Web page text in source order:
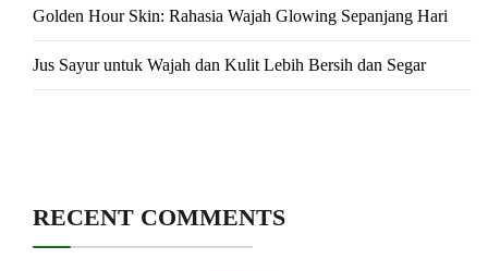
Golden Hour Skin: Rahasia Wajah Glowing Sepanjang Hari
Jus Sayur untuk Wajah dan Kulit Lebih Bersih dan Segar
RECENT COMMENTS